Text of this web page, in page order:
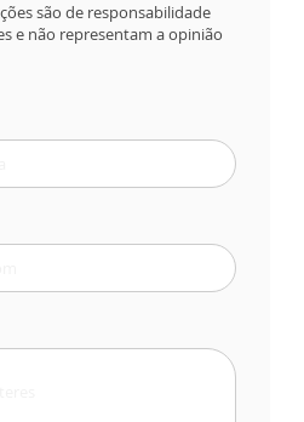
são de responsabilidade
e não representam a opinião